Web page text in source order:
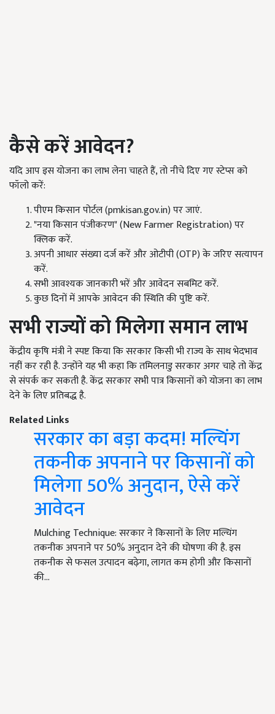
कैसे करें आवेदन?
यदि आप इस योजना का लाभ लेना चाहते हैं, तो नीचे दिए गए स्टेप्स को
फॉलो करें:
पीएम किसान पोर्टल (pmkisan.gov.in) पर जाएं.
"नया किसान पंजीकरण" (New Farmer Registration) पर
क्लिक करें.
अपनी आधार संख्या दर्ज करें और ओटीपी (OTP) के जरिए सत्यापन
करें.
सभी आवश्यक जानकारी भरें और आवेदन सबमिट करें.
कुछ दिनों में आपके आवेदन की स्थिति की पुष्टि करें.
सभी राज्यों को मिलेगा समान लाभ
केंद्रीय कृषि मंत्री ने स्पष्ट किया कि सरकार किसी भी राज्य के साथ भेदभाव
नहीं कर रही है. उन्होंने यह भी कहा कि तमिलनाडु सरकार अगर चाहे तो केंद्र
से संपर्क कर सकती है. केंद्र सरकार सभी पात्र किसानों को योजना का लाभ
देने के लिए प्रतिबद्ध है.
Related Links
सरकार का बड़ा कदम! मल्चिंग
तकनीक अपनाने पर किसानों को
मिलेगा 50% अनुदान, ऐसे करें
आवेदन
Mulching Technique: सरकार ने किसानों के लिए मल्चिंग
तकनीक अपनाने पर 50% अनुदान देने की घोषणा की है. इस
तकनीक से फसल उत्पादन बढ़ेगा, लागत कम होगी और किसानों
की…